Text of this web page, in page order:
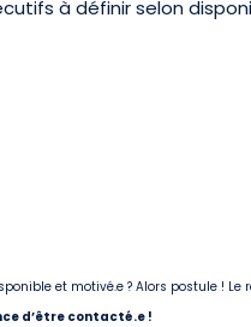
à définir selon
et motivé.e ? Alors postule !
d’être contacté.e !